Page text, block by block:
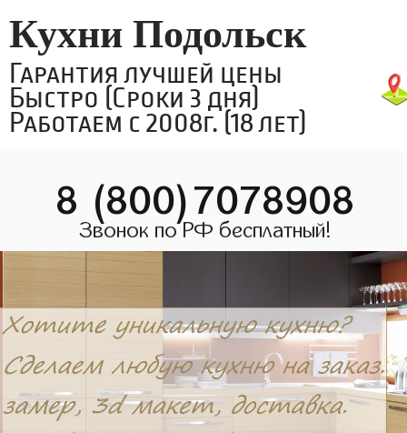
Кухни Подольск
Гарантия лучшей цены
Быстро (Сроки 3 дня)
Работаем с 2008г. (18 лет)
8 (800)7078908
Звонок по РФ бесплатный!